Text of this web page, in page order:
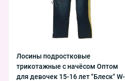
Лосины подростковые
трикотажные с начёсом Оптом
для девочек 15-16 лет "Блеск" W-